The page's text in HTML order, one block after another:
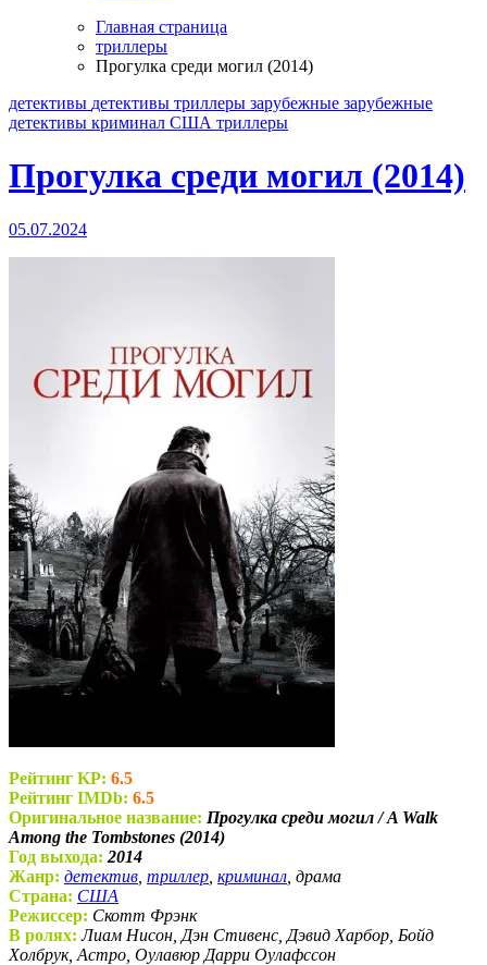
Главная страница
триллеры
Прогулка среди могил (2014)
детективы детективы триллеры зарубежные зарубежные
детективы криминал США триллеры
Прогулка среди могил (2014)
05.07.2024
Рейтинг KP: 6.5
Рейтинг IMDb: 6.5
Оригинальное название: Прогулка среди могил / A Walk
Among the Tombstones (2014)
Год выхода: 2014
Жанр: детектив триллер криминал , драма
Страна: США
Режиссер: Скотт Фрэнк
В ролях: Лиам Нисон, Дэн Стивенс, Дэвид Харбор, Бойд
Холбрук, Астро, Оулавюр Дарри Оулафссон